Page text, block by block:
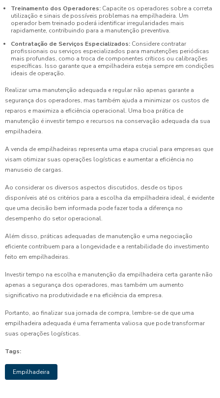
Treinamento dos Operadores: Capacite os operadores sobre a correta
utilização e sinais de possíveis problemas na empilhadeira. Um
operador bem treinado poderá identificar irregularidades mais
rapidamente, contribuindo para a manutenção preventiva.
Contratação de Serviços Especializados: Considere contratar
profissionais ou serviços especializados para manutenções periódicas
mais profundas, como a troca de componentes críticos ou calibrações
específicas. Isso garante que a empilhadeira esteja sempre em condições
ideais de operação.
Realizar uma manutenção adequada e regular não apenas garante a
segurança dos operadores, mas também ajuda a minimizar os custos de
reparos e maximiza a eficiência operacional. Uma boa prática de
manutenção é investir tempo e recursos na conservação adequada da sua
empilhadeira.
A venda de empilhadeiras representa uma etapa crucial para empresas que
visam otimizar suas operações logísticas e aumentar a eficiência no
manuseio de cargas.
Ao considerar os diversos aspectos discutidos, desde os tipos
disponíveis até os critérios para a escolha da empilhadeira ideal, é evidente
que uma decisão bem informada pode fazer toda a diferença no
desempenho do setor operacional.
Além disso, práticas adequadas de manutenção e uma negociação
eficiente contribuem para a longevidade e a rentabilidade do investimento
feito em empilhadeiras.
Investir tempo na escolha e manutenção da empilhadeira certa garante não
apenas a segurança dos operadores, mas também um aumento
significativo na produtividade e na eficiência da empresa.
Portanto, ao finalizar sua jornada de compra, lembre-se de que uma
empilhadeira adequada é uma ferramenta valiosa que pode transformar
suas operações logísticas.
Tags:
Empilhadeira